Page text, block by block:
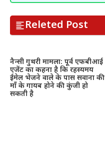
Releted Post
नैन्सी गुथरी मामला: पूर्व एफबीआई
एजेंट का कहना है कि रहस्यमय
ईमेल भेजने वाले के पास सवाना की
माँ के गायब होने की कुंजी हो
सकती है